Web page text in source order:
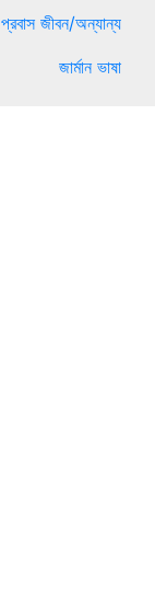
প্রবাস জীবন/অন্যান্য
জার্মান ভাষা